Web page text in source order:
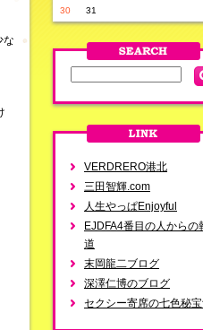
30 31
VERDRERO港北
三田智輝.com
人生やっぱEnjoyful
EJDFA4番目の人からの
道
末岡龍二ブログ
深澤仁博のブログ
セクシー寄席の七色秘
な